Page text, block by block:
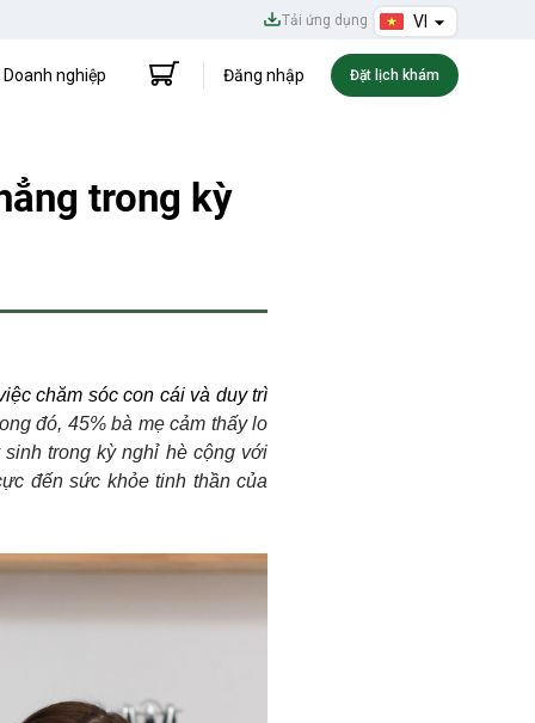
Tải ứng dụng VI
Doanh nghiệp Đăng nhập Đặt lịch khám
trong kỳ
chăm sóc con cái và duy trì
đó, 45% bà mẹ cảm thấy lo
trong kỳ nghỉ hè cộng với
đến sức khỏe tinh thần của